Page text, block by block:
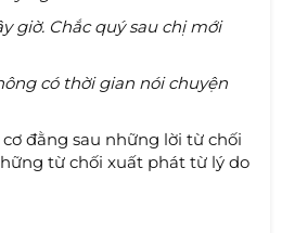
giờ. Chắc quý sau chị mới
có thời gian nói chuyện
đằng sau những lời từ chối
từ chối xuất phát từ lý do